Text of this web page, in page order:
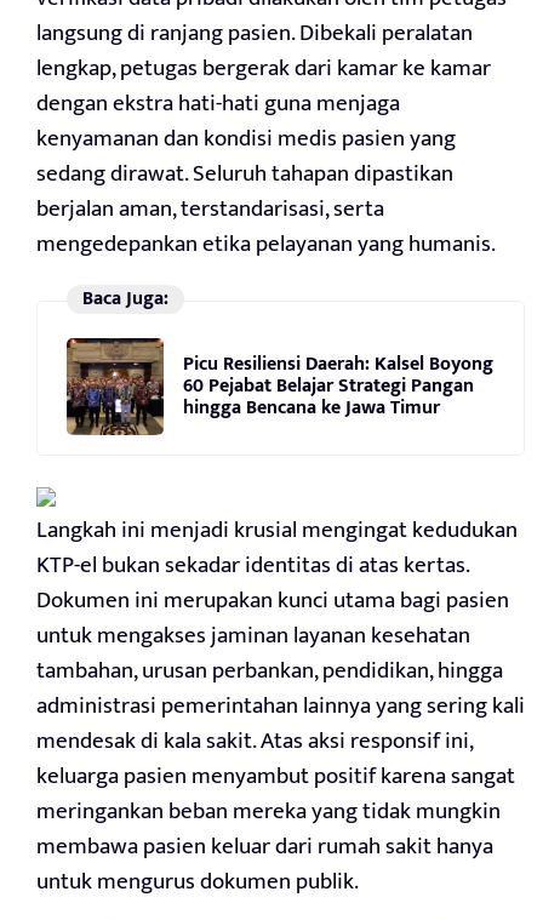
langsung di ranjang pasien. Dibekali peralatan
lengkap, petugas bergerak dari kamar ke kamar
dengan ekstra hati-hati guna menjaga
kenyamanan dan kondisi medis pasien yang
sedang dirawat. Seluruh tahapan dipastikan
berjalan aman, terstandarisasi, serta
mengedepankan etika pelayanan yang humanis.
Baca Juga:
Picu Resiliensi Daerah: Kalsel Boyong
60 Pejabat Belajar Strategi Pangan
hingga Bencana ke Jawa Timur
Langkah ini menjadi krusial mengingat kedudukan
KTP-el bukan sekadar identitas di atas kertas.
Dokumen ini merupakan kunci utama bagi pasien
untuk mengakses jaminan layanan kesehatan
tambahan, urusan perbankan, pendidikan, hingga
administrasi pemerintahan lainnya yang sering kali
mendesak di kala sakit. Atas aksi responsif ini,
keluarga pasien menyambut positif karena sangat
meringankan beban mereka yang tidak mungkin
membawa pasien keluar dari rumah sakit hanya
untuk mengurus dokumen publik.